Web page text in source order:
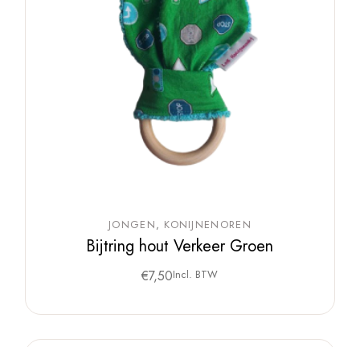
JONGEN KONIJNENOREN
Bijtring hout Verkeer Groen
€7,50Incl. BTW